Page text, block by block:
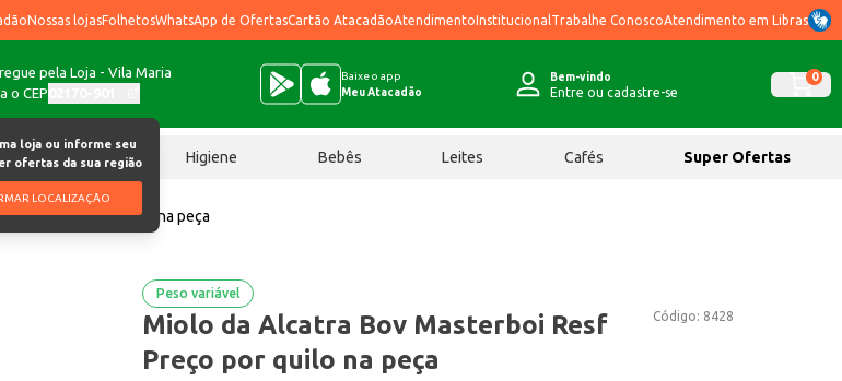
Nossas lojasFolhetosWhatsApp de OfertasCartão AtacadãoAtendimentoInstitucional Trabalhe ConoscoAtendimento em Libras
pela Loja - Vila Maria
o CEP
loja ou informe seu
ofertas da sua região
LOCALIZAÇÃO
Baixe o app
Meu Atacadão
Bem-vindo
Entre ou cadastre-se
0
Chocolates Higiene Bebês Leites Cafés Super Ofertas
Resf Preço por quilo na peça
Peso variável
Código: 8428
Miolo da Alcatra Bov Masterboi Resf
Preço por quilo na peça